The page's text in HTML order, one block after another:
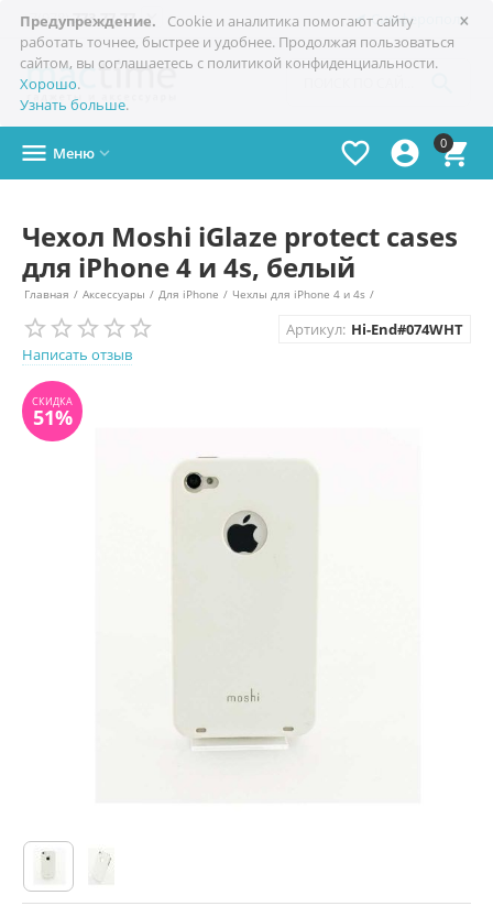
×
Предупреждение.
Cookie и аналитика помогают сайту
работать точнее, быстрее и удобнее. Продолжая пользоваться
сайтом, вы соглашаетесь с политикой конфиденциальности.
Хорошо.
Узнать больше.
Симферополь
+7(978)773-77-77 
0



 Меню 
Чехол Moshi iGlaze protect cases
для iPhone 4 и 4s, белый
Главная / Аксессуары / Для iPhone / Чехлы для iPhone 4 и 4s /
Написать отзыв
Артикул: Hi-End#074WHT
СКИДКА
51%